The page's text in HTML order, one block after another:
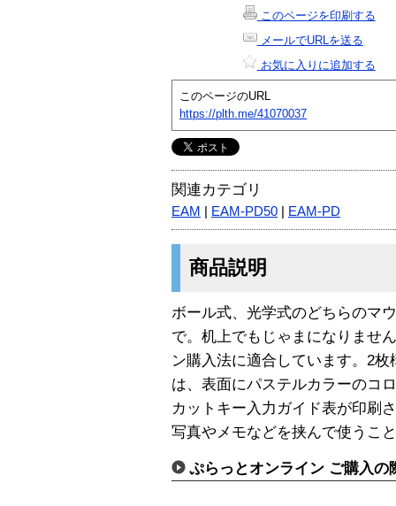
このページを印刷する
メールでURLを送る
お気に入りに追加する
このページのURL
https://plth.me/41070037
関連カテゴリ
EAM EAM-PD50 EAM-PD
商品説明
ボール式、光学式のどちらのマ
で。机上でもじゃまになりませ
ン購入法に適合しています。2
は、表面にパステルカラーのコ
カットキー入力ガイド表が印刷
写真やメモなどを挟んで使うこ
ぷらっとオンライン ご購入の